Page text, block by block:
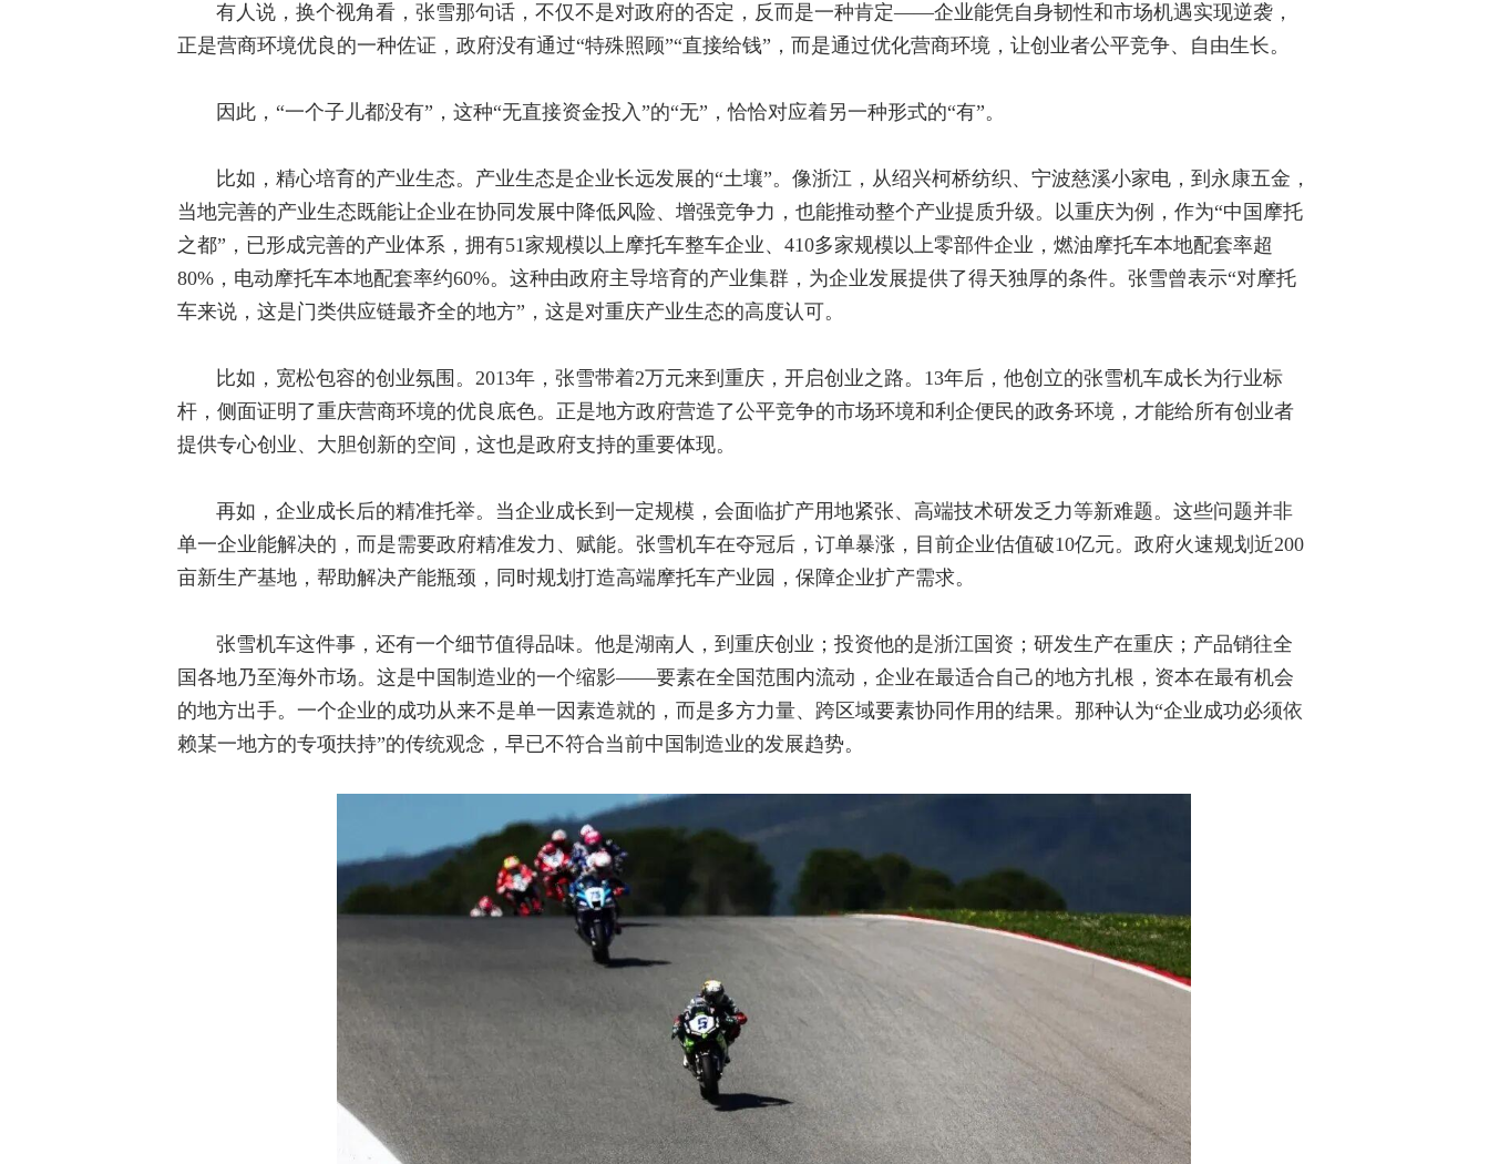
有人说，换个视角看，张雪那句话，不仅不是对政府的否定，反而是一种肯定——企业能凭自身韧性和市场机遇实现逆袭，
正是营商环境优良的一种佐证，政府没有通过“特殊照顾”“直接给钱”，而是通过优化营商环境，让创业者公平竞争、自由生长。
因此，“一个子儿都没有”，这种“无直接资金投入”的“无”，恰恰对应着另一种形式的“有”。
比如，精心培育的产业生态。产业生态是企业长远发展的“土壤”。像浙江，从绍兴柯桥纺织、宁波慈溪小家电，到永康五金，
当地完善的产业生态既能让企业在协同发展中降低风险、增强竞争力，也能推动整个产业提质升级。以重庆为例，作为“中国摩托
之都”，已形成完善的产业体系，拥有51家规模以上摩托车整车企业、410多家规模以上零部件企业，燃油摩托车本地配套率超
80%，电动摩托车本地配套率约60%。这种由政府主导培育的产业集群，为企业发展提供了得天独厚的条件。张雪曾表示“对摩托
车来说，这是门类供应链最齐全的地方”，这是对重庆产业生态的高度认可。
比如，宽松包容的创业氛围。2013年，张雪带着2万元来到重庆，开启创业之路。13年后，他创立的张雪机车成长为行业标
杆，侧面证明了重庆营商环境的优良底色。正是地方政府营造了公平竞争的市场环境和利企便民的政务环境，才能给所有创业者
提供专心创业、大胆创新的空间，这也是政府支持的重要体现。
再如，企业成长后的精准托举。当企业成长到一定规模，会面临扩产用地紧张、高端技术研发乏力等新难题。这些问题并非
单一企业能解决的，而是需要政府精准发力、赋能。张雪机车在夺冠后，订单暴涨，目前企业估值破10亿元。政府火速规划近200
亩新生产基地，帮助解决产能瓶颈，同时规划打造高端摩托车产业园，保障企业扩产需求。
张雪机车这件事，还有一个细节值得品味。他是湖南人，到重庆创业；投资他的是浙江国资；研发生产在重庆；产品销往全
国各地乃至海外市场。这是中国制造业的一个缩影——要素在全国范围内流动，企业在最适合自己的地方扎根，资本在最有机会
的地方出手。一个企业的成功从来不是单一因素造就的，而是多方力量、跨区域要素协同作用的结果。那种认为“企业成功必须依
赖某一地方的专项扶持”的传统观念，早已不符合当前中国制造业的发展趋势。